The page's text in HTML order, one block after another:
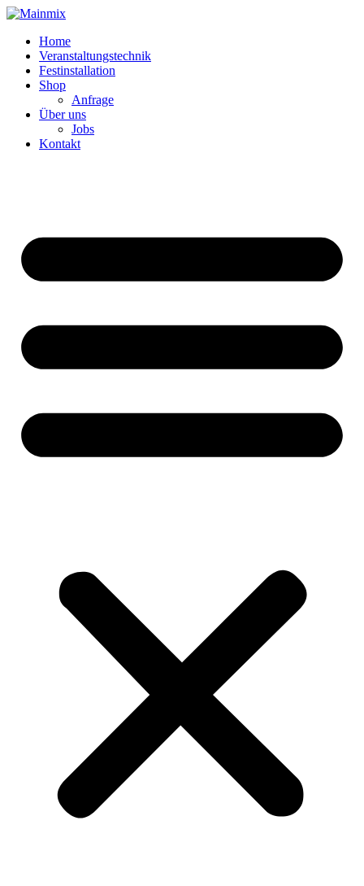
Zum
springenHome
Veranstaltungstechnik
Festinstallation
Shop
Anfrage
Über uns
Jobs
Kontakt